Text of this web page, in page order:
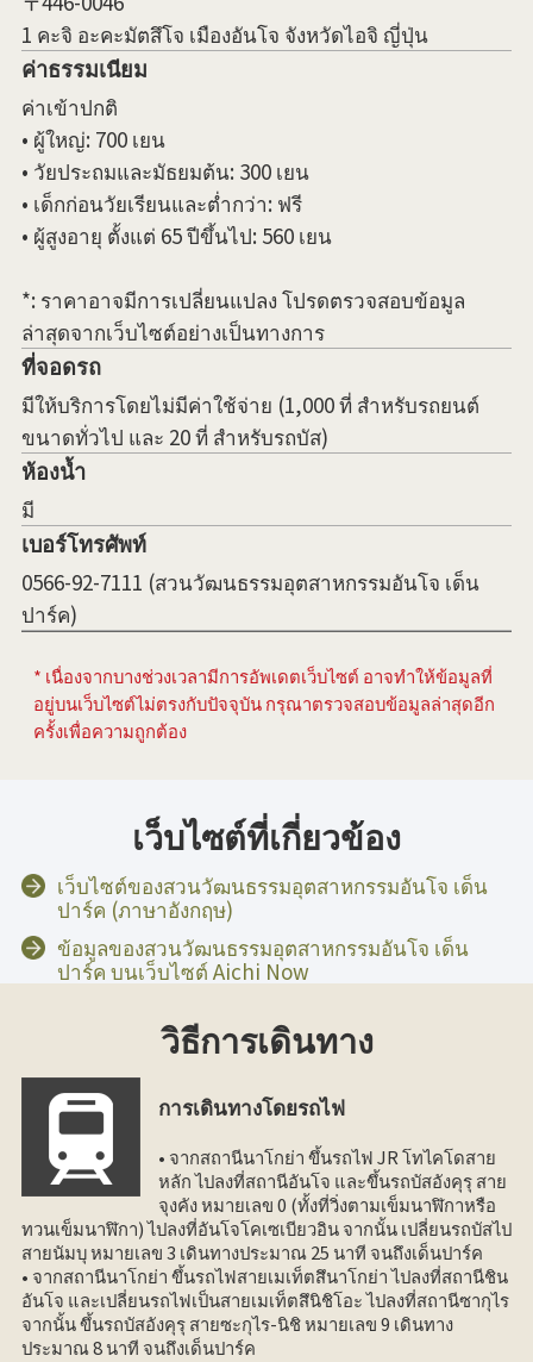
1 คะจิ อะคะมัตสึโจ เมืองอันโจ จังหวัดไอจิ ญี่ปุ่น
ค่าธรรมเนียม
ค่าเข้าปกติ
• ผู้ใหญ่: 700 เยน
• วัยประถมและมัธยมต้น: 300 เยน
• เด็กก่อนวัยเรียนและต่ำกว่า: ฟรี
• ผู้สูงอายุ ตั้งแต่ 65 ปีขึ้นไป: 560 เยน
*: ราคาอาจมีการเปลี่ยนแปลง โปรดตรวจสอบข้อมูล
ล่าสุดจากเว็บไซต์อย่างเป็นทางการ
ที่จอดรถ
มีให้บริการโดยไม่มีค่าใช้จ่าย (1,000 ที่ สำหรับรถยนต์
ขนาดทั่วไป และ 20 ที่ สำหรับรถบัส)
ห้องน้ำ
มี
เบอร์โทรศัพท์
0566-92-7111 (สวนวัฒนธรรมอุตสาหกรรมอันโจ เด็น
ปาร์ค)
* เนื่องจากบางช่วงเวลามีการอัพเดตเว็บไซต์ อาจทำให้ข้อมูลที่
อยู่บนเว็บไซต์ไม่ตรงกับปัจจุบัน กรุณาตรวจสอบข้อมูลล่าสุดอีก
ครั้งเพื่อความถูกต้อง
เว็บไซต์ที่เกี่ยวข้อง
เว็บไซต์ของสวนวัฒนธรรมอุตสาหกรรมอันโจ เด็น
ปาร์ค (ภาษาอังกฤษ)
ข้อมูลของสวนวัฒนธรรมอุตสาหกรรมอันโจ เด็น
ปาร์ค บนเว็บไซต์ Aichi Now
วิธีการเดินทาง
การเดินทางโดยรถไฟ
• จากสถานีนาโกย่า ขึ้นรถไฟ JR โทไคโดสาย
หลัก ไปลงที่สถานีอันโจ และขึ้นรถบัสอังคุรุ สาย
จุงคัง หมายเลข 0 (ทั้งที่วิ่งตามเข็มนาฬิกาหรือ
ทวนเข็มนาฬิกา) ไปลงที่อันโจโคเซเบียวอิน จากนั้น เปลี่ยนรถบัสไป
สายนัมบุ หมายเลข 3 เดินทางประมาณ 25 นาที จนถึงเด็นปาร์ค
• จากสถานีนาโกย่า ขึ้นรถไฟสายเมเท็ตสึนาโกย่า ไปลงที่สถานีชิน
อันโจ และเปลี่ยนรถไฟเป็นสายเมเท็ตสึนิชิโอะ ไปลงที่สถานีซากุไร
จากนั้น ขึ้นรถบัสอังคุรุ สายซะกุไร-นิชิ หมายเลข 9 เดินทาง
ประมาณ 8 นาที จนถึงเด็นปาร์ค